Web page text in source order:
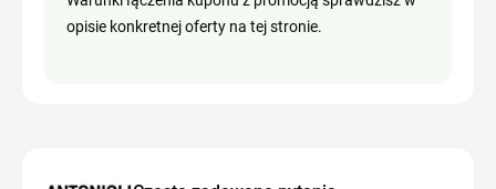
opisie konkretnej oferty na tej stronie.